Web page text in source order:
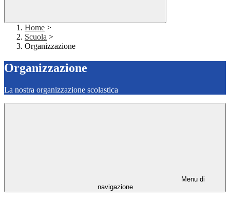
Home >
Scuola >
Organizzazione
Organizzazione
La nostra organizzazione scolastica
Menu di
navigazione